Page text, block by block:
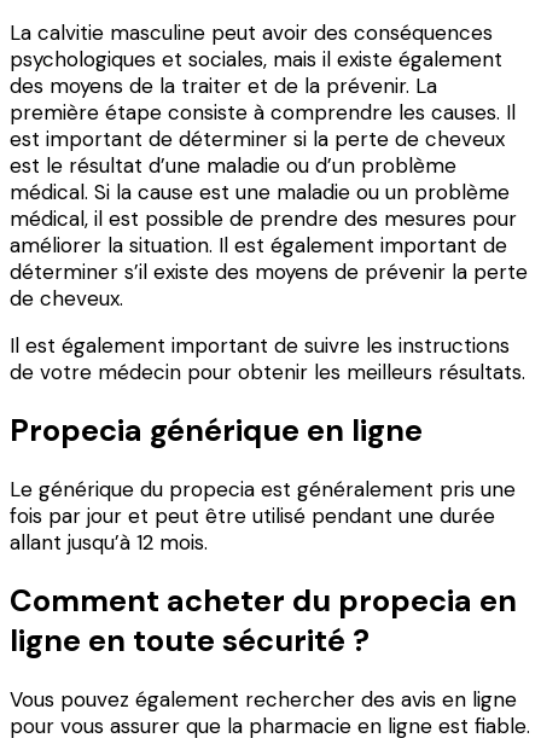
La calvitie masculine peut avoir des conséquences
psychologiques et sociales, mais il existe également
des moyens de la traiter et de la prévenir. La
première étape consiste à comprendre les causes. Il
est important de déterminer si la perte de cheveux
est le résultat d’une maladie ou d’un problème
médical. Si la cause est une maladie ou un problème
médical, il est possible de prendre des mesures pour
améliorer la situation. Il est également important de
déterminer s’il existe des moyens de prévenir la perte
de cheveux.
Il est également important de suivre les instructions
de votre médecin pour obtenir les meilleurs résultats.
Propecia générique en ligne
Le générique du propecia est généralement pris une
fois par jour et peut être utilisé pendant une durée
allant jusqu’à 12 mois.
Comment acheter du propecia en
ligne en toute sécurité ?
Vous pouvez également rechercher des avis en ligne
pour vous assurer que la pharmacie en ligne est fiable.